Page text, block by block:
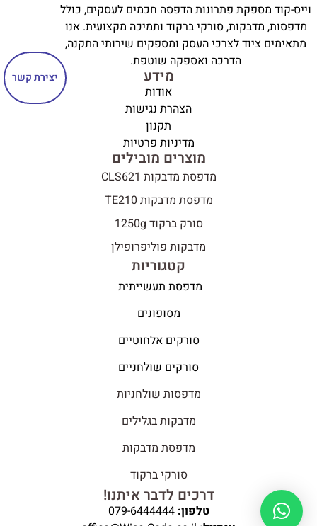
יצירת קשר
וייס-קוד מספקת פתרונות הדפסה חכמים לעסקים, כולל
מדפסות, מדבקות, סורקי ברקוד ותמיכה מקצועית. אנו
מתאימים ציוד לצרכי העסק ומספקים שירותי התקנה,
הדרכה ואספקה שוטפת.
מידע
אודות
הצהרת נגישות
תקנון
מדיניות פרטיות
מוצרים מובילים
מדפסת מדבקות CLS621
מדפסת מדבקות TE210
סורק ברקוד 1250g
מדבקות פוליפרופילן
קטגוריות
מדפסת תעשייתית
מסופונים
סורקים אלחוטיים
סורקים שולחניים
מדפסות שולחניות
מדבקות בגלילים
מדפסת מדבקות
סורקי ברקוד
דרכים לדבר איתנו!
טלפון: 079-6444444